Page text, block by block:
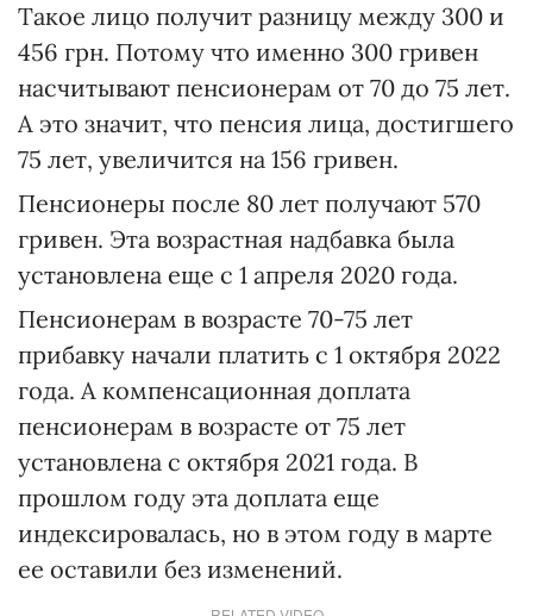
Такое лицо получит разницу между 300 и
456 грн. Потому что именно 300 гривен
насчитывают пенсионерам от 70 до 75 лет.
А это значит, что пенсия лица, достигшего
75 лет, увеличится на 156 гривен.
Пенсионеры после 80 лет получают 570
гривен. Эта возрастная надбавка была
установлена еще с 1 апреля 2020 года.
Пенсионерам в возрасте 70-75 лет
прибавку начали платить с 1 октября 2022
года. А компенсационная доплата
пенсионерам в возрасте от 75 лет
установлена с октября 2021 года. В
прошлом году эта доплата еще
индексировалась, но в этом году в марте
ее оставили без изменений.